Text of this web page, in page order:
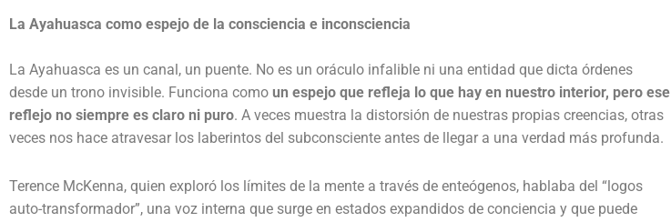
La Ayahuasca como espejo de la consciencia e inconsciencia
La Ayahuasca es un canal, un puente. No es un oráculo infalible ni una entidad que dicta órdenes
desde un trono invisible. Funciona como un espejo que refleja lo que hay en nuestro interior, pero ese
reflejo no siempre es claro ni puro. A veces muestra la distorsión de nuestras propias creencias, otras
veces nos hace atravesar los laberintos del subconsciente antes de llegar a una verdad más profunda.
Terence McKenna, quien exploró los límites de la mente a través de enteógenos, hablaba del “logos
auto-transformador”, una voz interna que surge en estados expandidos de conciencia y que puede